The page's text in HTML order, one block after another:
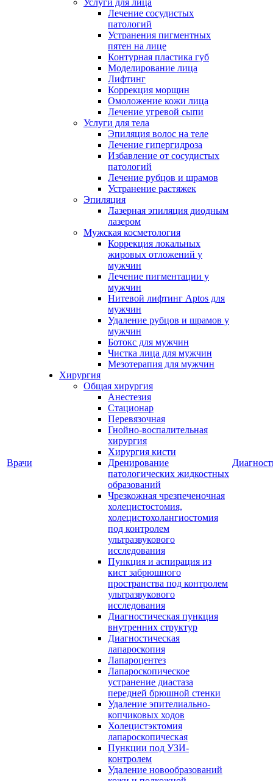
Врачи
Услуги для лица
Лечение сосудистых
патологий
Устранения пигментных
пятен на лице
Контурная пластика губ
Моделирование лица
Лифтинг
Коррекция морщин
Омоложение кожи лица
Лечение угревой сыпи
Услуги для тела
Эпиляция волос на теле
Лечение гипергидроза
Избавление от сосудистых
патологий
Лечение рубцов и шрамов
Устранение растяжек
Эпиляция
Лазерная эпиляция диодным
лазером
Мужская косметология
Коррекция локальных
жировых отложений у
мужчин
Лечение пигментации у
мужчин
Нитевой лифтинг Aptos для
мужчин
Удаление рубцов и шрамов у
мужчин
Ботокс для мужчин
Чистка лица для мужчин
Мезотерапия для мужчин
Хирургия
Общая хирургия
Анестезия
Стационар
Перевязочная
Гнойно-воспалительная
хирургия
Хирургия кисти
Дренирование
патологических жидкостных
образований
Чрезкожная чрезпеченочная
холецистостомия,
холецистохолангиостомия
под контролем
ультразвукового
исследования
Пункция и аспирация из
кист забрюшного
пространства под контролем
ультразвукового
исследования
Диагностическая пункция
внутренних структур
Диагностическая
лапароскопия
Лапароцентез
Лапароскопическое
устранение диастаза
передней брюшной стенки
Удаление эпителиально-
копчиковых ходов
Холецистэктомия
лапароскопическая
Пункции под УЗИ-
контролем
Удаление новообразований